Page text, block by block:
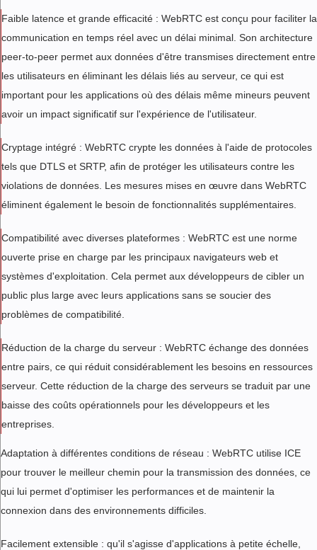
Faible latence et grande efficacité : WebRTC est conçu pour faciliter la
communication en temps réel avec un délai minimal. Son architecture
peer-to-peer permet aux données d'être transmises directement entre
les utilisateurs en éliminant les délais liés au serveur, ce qui est
important pour les applications où des délais même mineurs peuvent
avoir un impact significatif sur l'expérience de l'utilisateur.
Cryptage intégré : WebRTC crypte les données à l'aide de protocoles
tels que DTLS et SRTP, afin de protéger les utilisateurs contre les
violations de données. Les mesures mises en œuvre dans WebRTC
éliminent également le besoin de fonctionnalités supplémentaires.
Compatibilité avec diverses plateformes : WebRTC est une norme
ouverte prise en charge par les principaux navigateurs web et
systèmes d'exploitation. Cela permet aux développeurs de cibler un
public plus large avec leurs applications sans se soucier des
problèmes de compatibilité.
Réduction de la charge du serveur : WebRTC échange des données
entre pairs, ce qui réduit considérablement les besoins en ressources
serveur. Cette réduction de la charge des serveurs se traduit par une
baisse des coûts opérationnels pour les développeurs et les
entreprises.
Adaptation à différentes conditions de réseau : WebRTC utilise ICE
pour trouver le meilleur chemin pour la transmission des données, ce
qui lui permet d'optimiser les performances et de maintenir la
connexion dans des environnements difficiles.
Facilement extensible : qu'il s'agisse d'applications à petite échelle,